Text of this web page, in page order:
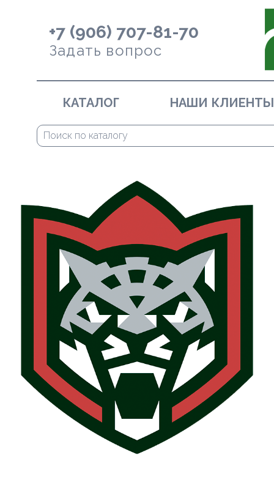
+7 (906) 707-81-70
Задать вопрос
КАТАЛОГ НАШИ КЛИЕНТЫ